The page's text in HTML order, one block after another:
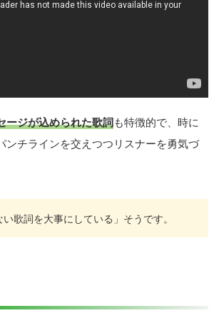
ージが込められた歌詞も特徴的で、時に
ンチラインを交えつつリスナーを勇気づ
い歌詞を大事にしている」そうです。